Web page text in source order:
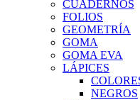
CUADERNOS
FOLIOS
GEOMETRÍA
GOMA
GOMA EVA
LÁPICES
NEGROS